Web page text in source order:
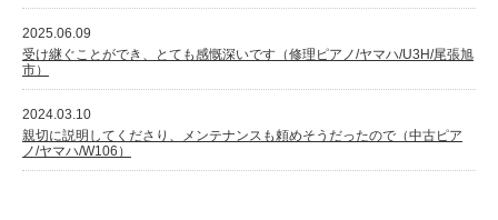
2025.06.09
受け継ぐことができ、とても感慨深いです（修理ピアノ/ヤマハ/U3H/尾張旭
市）
2024.03.10
親切に説明してくださり、メンテナンスも頼めそうだったので（中古ピア
ノ/ヤマハ/W106）